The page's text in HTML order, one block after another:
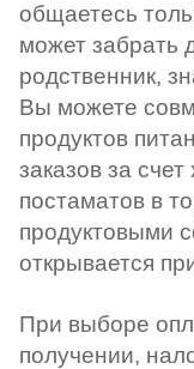
общаетесь
может забрать
родственник,
Вы можете
продуктов
заказов за
постаматов в
продуктовыми
открывается
При выборе
получении,